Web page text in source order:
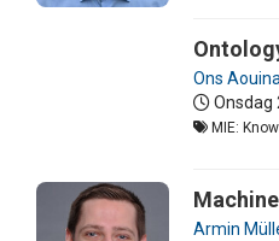
Ons Aouina
Onsdag
MIE:
Armin